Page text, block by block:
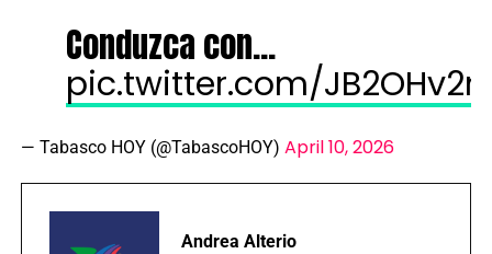
Conduzca con…
pic.twitter.com/
— Tabasco HOY (@TabascoHOY) April 10, 2026
Andrea Alterio